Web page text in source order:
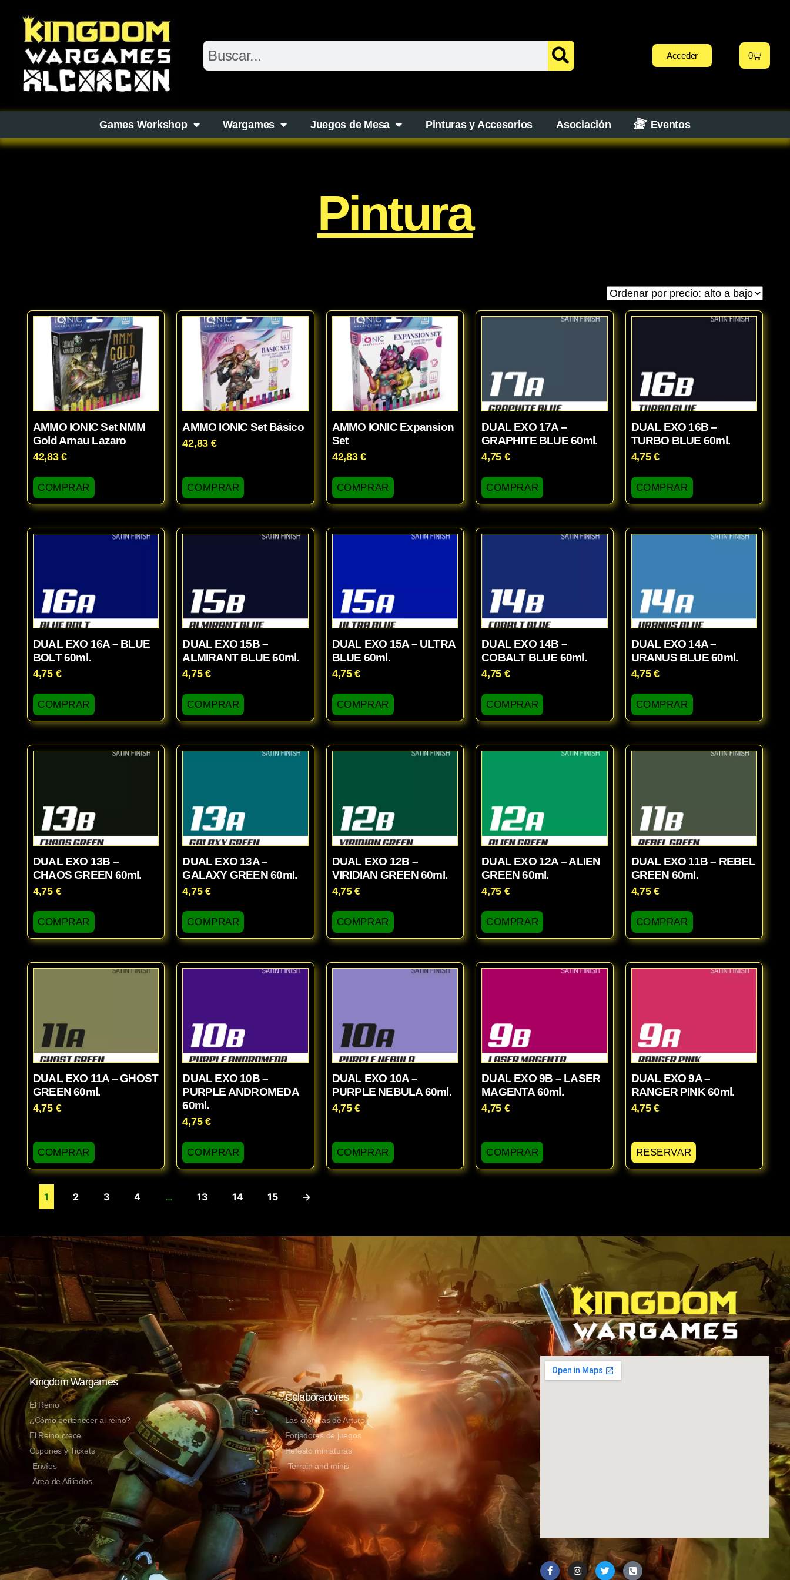
Acceder 0
Games Workshop Wargames Juegos de Mesa Pinturas y Accesorios Asociación Eventos
Pintura
AMMO IONIC Set NMM
Gold Arnau Lazaro
42,83€
COMPRAR
AMMO IONIC Set Básico
42,83 €
COMPRAR
AMMO IONIC Expansion
Set
42,83€
COMPRAR
DUAL EXO 17A –
GRAPHITE BLUE 60ml.
4,75 €
COMPRAR
DUAL EXO 16B –
TURBO BLUE 60ml.
4,75€
COMPRAR
DUAL EXO 16A – BLUE
BOLT 60ml.
4,75 €
COMPRAR
DUAL EXO 15B –
ALMIRANT BLUE 60ml.
4,75€
COMPRAR
DUAL EXO 15A – ULTRA
BLUE 60ml.
4,75€
COMPRAR
DUAL EXO 14B –
COBALT BLUE 60ml.
4,75 €
COMPRAR
DUAL EXO 14A –
URANUS BLUE 60ml.
4,75€
COMPRAR
DUAL EXO 13B –
CHAOS GREEN 60ml.
4,75 €
COMPRAR
DUAL EXO 13A –
GALAXY GREEN 60ml.
4,75€
COMPRAR
DUAL EXO 12B –
VIRIDIAN GREEN 60ml.
4,75€
COMPRAR
DUAL EXO 12A – ALIEN
GREEN 60ml.
4,75 €
COMPRAR
DUAL EXO 11B – REBEL
GREEN 60ml.
4,75€
COMPRAR
DUAL EXO 11A – GHOST
GREEN 60ml.
4,75 €
COMPRAR
DUAL EXO 10B –
PURPLE ANDROMEDA
60ml.
4,75€
COMPRAR
DUAL EXO 10A –
PURPLE NEBULA 60ml.
4,75€
COMPRAR
DUAL EXO 9B – LASER
MAGENTA 60ml.
4,75 €
COMPRAR
DUAL EXO 9A –
RANGER PINK 60ml.
4,75€
RESERVAR
1 2 3 4 … 13 14 15 →
Kingdom Wargames
El Reino
¿Cómo pertenecer al reino?
El Reino crece
Cupones y Tickets
Envíos
Área de Afiliados
Colaboradores
Las crónicas de Arturok
Forjadores de juegos
Hefesto miniaturas
Terrain and minis